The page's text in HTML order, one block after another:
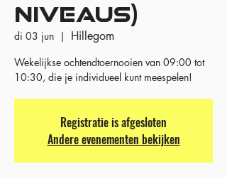
NIVEAUS)
di 03 jun
  |
Hillegom
Wekelijkse ochtendtoernooien van 09:00 tot
10:30, die je individueel kunt meespelen!
Registratie is afgesloten
Andere evenementen bekijken